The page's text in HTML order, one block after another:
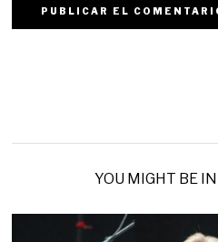
YOU MIGHT BE